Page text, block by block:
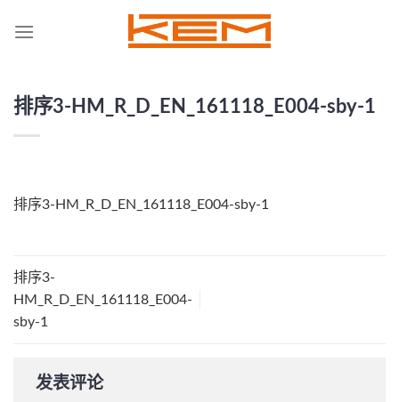
排序3-HM_R_D_EN_161118_E004-sby-1
排序3-HM_R_D_EN_161118_E004-sby-1
排序3-
HM_R_D_EN_161118_E004-
sby-1
发表评论